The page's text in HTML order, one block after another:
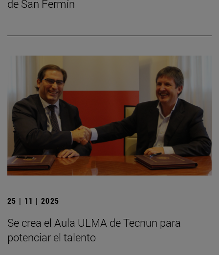
de San Fermín
25 | 11 | 2025
Se crea el Aula ULMA de Tecnun para
potenciar el talento